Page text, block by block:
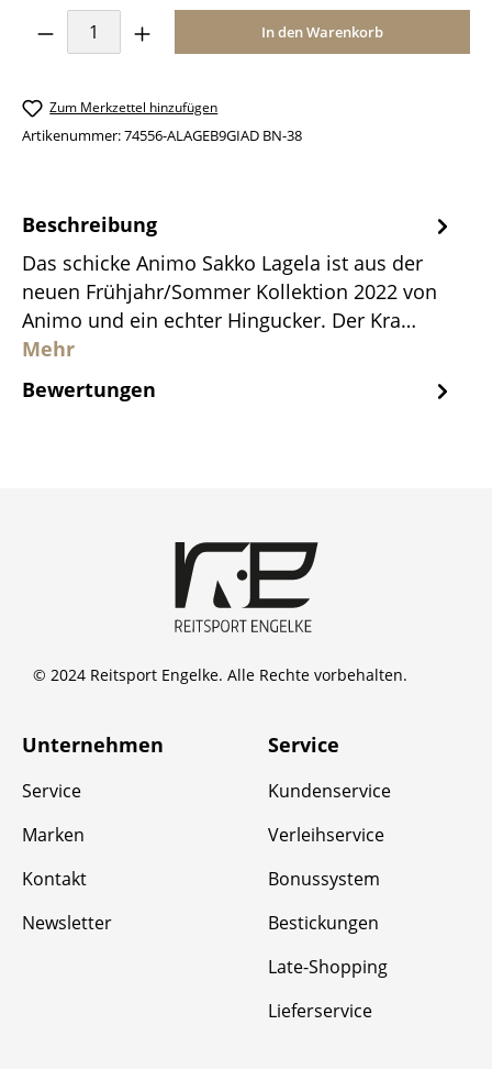
Produkt Anzahl: Gib den gewünschten
In den Warenkorb
Zum Merkzettel hinzufügen
Artikenummer:74556-ALAGEB9GIAD BN-38
Beschreibung
Das schicke Animo Sakko Lagela ist aus der
neuen Frühjahr/Sommer Kollektion 2022 von
Animo und ein echter Hingucker. Der Kra…
Mehr
Bewertungen
© 2024 Reitsport Engelke. Alle Rechte vorbehalten.
Unternehmen
Service
Marken
Kontakt
Newsletter
Service
Kundenservice
Verleihservice
Bonussystem
Bestickungen
Late-Shopping
Lieferservice